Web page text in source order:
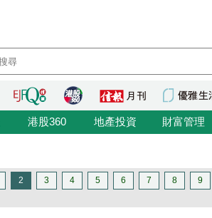
港股360 地產投資 財富管理
2 3 4 5 6 7 8 9